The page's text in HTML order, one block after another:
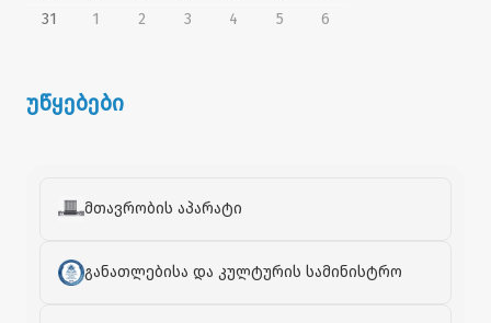
31
1 2 3 4 5 6
უწყებები
მთავრობის აპარატი
განათლებისა და კულტურის სამინისტრო